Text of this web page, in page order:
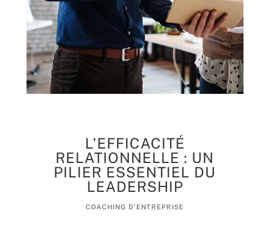
L’EFFICACITÉ
RELATIONNELLE : UN
PILIER ESSENTIEL DU
LEADERSHIP
COACHING D'ENTREPRISE